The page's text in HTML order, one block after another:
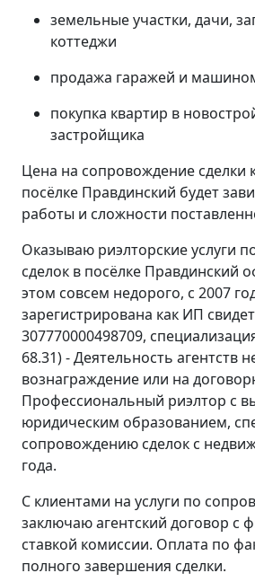
земельные участки, дачи,
коттеджи
продажа гаражей и
покупка квартир в
застройщика
Цена на сопровождение сделки
посёлке Правдинский будет
работы и сложности
Оказываю риэлторские услуги
сделок в посёлке Правдинский
этом совсем недорого, с 2007
зарегистрирована как ИП
307770000498709,
68.31) - Деятельность агентств
вознаграждение или на
Профессиональный риэлтор с
юридическим образованием,
сопровождению сделок с
года.
С клиентами на услуги по
заключаю агентский договор с
ставкой комиссии. Оплата по
полного завершения сделки.